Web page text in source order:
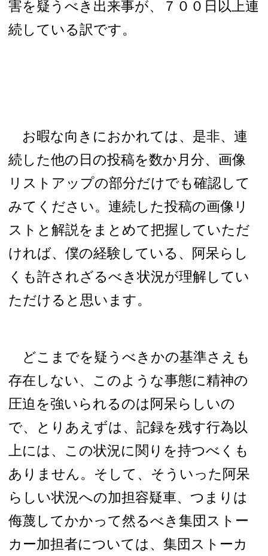
害を疑うべき出来事が、７００日以上連
続している訳です。
お暇な向きにおかれては、是非、連
続した他の日の投稿を数か月分、画像
リストアップの部分だけでも確認して
みてください。連続した投稿の画像リ
ストと解説をまとめて把握していただ
ければ、僕の経験している、阿呆らし
くも許されざるべき状況が理解してい
ただけると思います。
どこまでを疑うべきかの基準さえも
存在しない、このような事態に精神の
圧迫を強いられるのは阿呆らしいの
で、とりあえずは、記録を残す行為以
上には、この状況に関りを持つべくも
ありません。そして、そういった阿呆
らしい状況への加担容疑車、つまりは
侮蔑してかかって然るべき集団ストー
カー加担者については、集団ストーカ